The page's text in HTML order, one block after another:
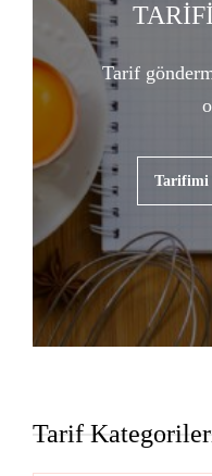
Tarif
Tarifimi
Tarif